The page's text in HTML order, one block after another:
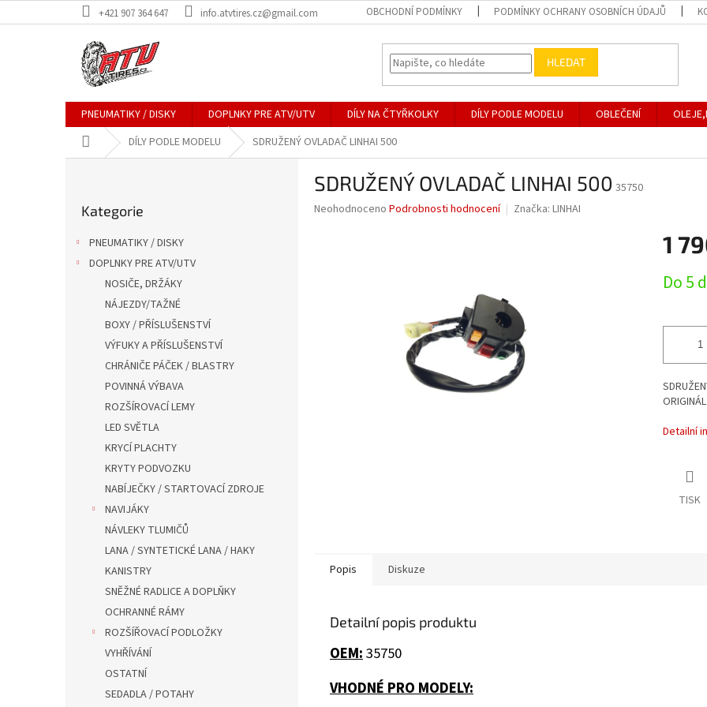
na
+421 907 364 647 info.atvtires.cz@gmail.com OBCHODNÍ PODMÍNKY PODMÍNKY OCHRANY OSOBNÍCH ÚDAJŮ
HLEDAT
PNEUMATIKY / DISKY DOPLNKY PRE ATV/UTV DÍLY NA ČTYŘKOLKY DÍLY PODLE MODELU OBLEČENÍ
Domů DÍLY PODLE MODELU SDRUŽENÝ OVLADAČ LINHAI 500
kategorie
Kategorie
PNEUMATIKY / DISKY
DOPLNKY PRE ATV/UTV
NOSIČE, DRŽÁKY
NÁJEZDY/TAŽNÉ
BOXY / PŘÍSLUŠENSTVÍ
VÝFUKY A PŘÍSLUŠENSTVÍ
CHRÁNIČE PÁČEK / BLASTRY
POVINNÁ VÝBAVA
ROZŠÍROVACÍ LEMY
LED SVĚTLA
KRYCÍ PLACHTY
KRYTY PODVOZKU
NABÍJEČKY / STARTOVACÍ ZDROJE
NAVIJÁKY
NÁVLEKY TLUMIČŮ
LANA / SYNTETICKÉ LANA / HAKY
KANISTRY
SNĚŽNÉ RADLICE A DOPLŇKY
OCHRANNÉ RÁMY
ROZŠÍŘOVACÍ PODLOŽKY
VYHŘÍVÁNÍ
OSTATNÍ
SEDADLA / POTAHY
SDRUŽENÝ OVLADAČ LINHAI 500 35750
Průměrné
Neohodnoceno Podrobnosti hodnocení Značka: LINHAI
1
cena:
Do 5
Detailní
TISK
Popis Diskuze
Detailní popis produktu
OEM:35750
VHODNÉ PRO MODELY: